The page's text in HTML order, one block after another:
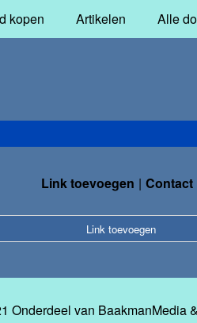
kopen Artikelen Alle
Link toevoegen Contact
Link toevoegen
Onderdeel van BaakmanMedia&